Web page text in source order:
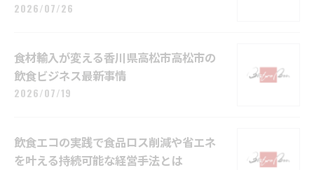
2026/07/26
食材輸入が変える香川県高松市高松市の
飲食ビジネス最新事情
2026/07/19
飲食エコの実践で食品ロス削減や省エネ
を叶える持続可能な経営手法とは